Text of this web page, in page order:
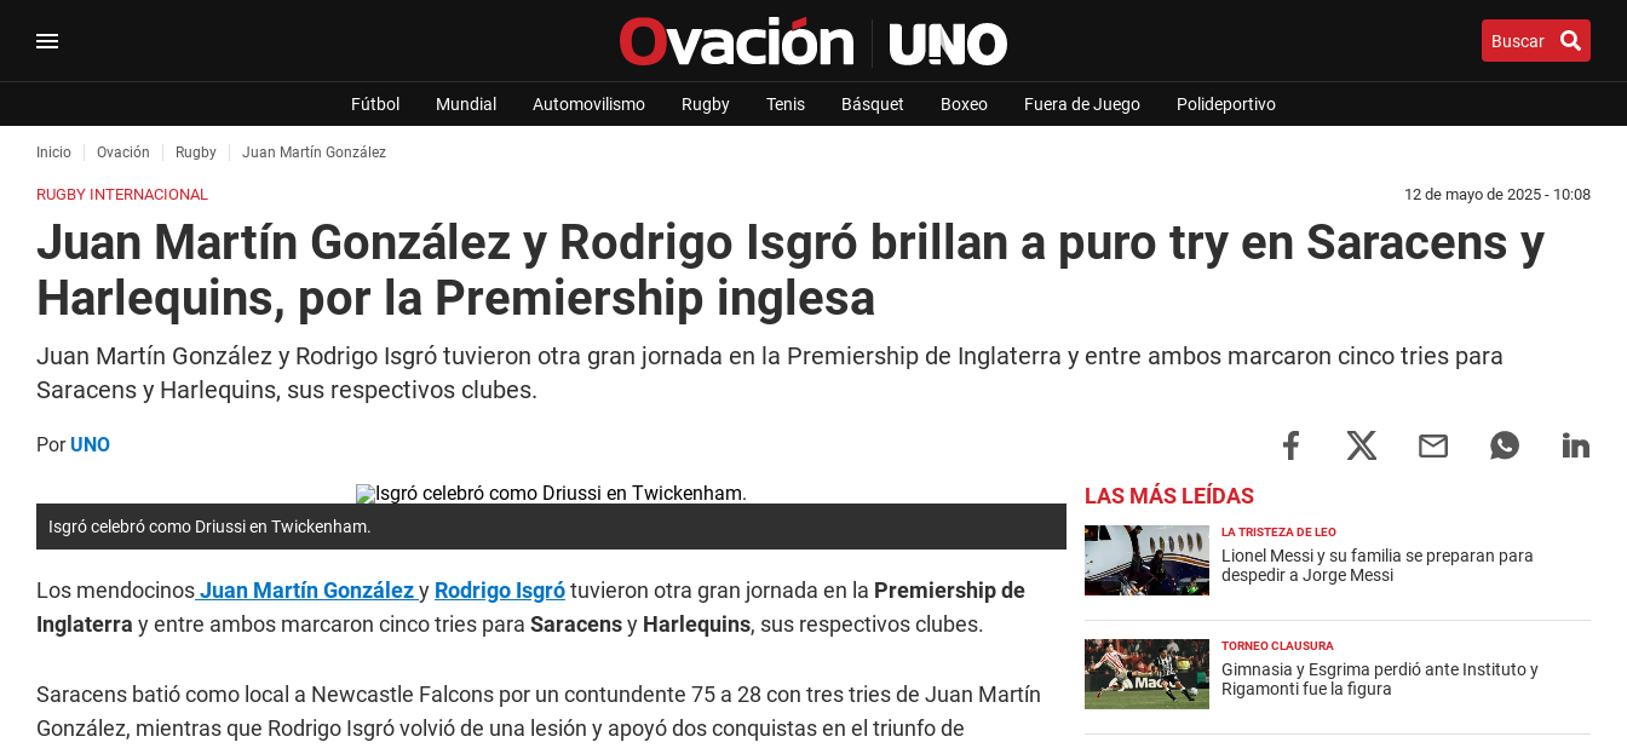
Buscar
Fútbol Mundial Automovilismo Rugby Tenis Básquet Boxeo Fuera de Juego Polideportivo
Inicio Ovación Rugby Juan Martín González
RUGBY INTERNACIONAL 12 de mayo de 2025 - 10:08
Juan Martín González y Rodrigo Isgró brillan a puro try en Saracens y
Harlequins, por la Premiership inglesa
Juan Martín González y Rodrigo Isgró tuvieron otra gran jornada en la Premiership de Inglaterra y entre ambos marcaron cinco tries para
Saracens y Harlequins, sus respectivos clubes.
PorUNO
Isgró celebró como Driussi en Twickenham.
Los mendocinosJuan Martín Gonzálezy Rodrigo Isgrótuvieron otra gran jornada en la Premiership de
Inglaterra y entre ambos marcaron cinco tries para Saracensy Harlequins, sus respectivos clubes.
Saracens batió como local a Newcastle Falcons por un contundente 75 a 28 con tres tries de Juan Martín
González, mientras que Rodrigo Isgró volvió de una lesión y apoyó dos conquistas en el triunfo de
LAS MÁS LEÍDAS
LA TRISTEZA DE LEO
Lionel Messi y su familia se preparan para
despedir a Jorge Messi
TORNEO CLAUSURA
Gimnasia y Esgrima perdió ante Instituto y
Rigamonti fue la figura